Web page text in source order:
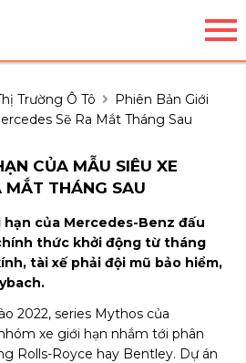
Trường Ô Tô
Phiên Bản Giới
Sẽ Ra Mắt Tháng Sau
CỦA MẪU SIÊU XE
MẮT THÁNG SAU
của Mercedes-Benz đấu
thức khởi động từ tháng
tài xế phải đội mũ bảo hiểm,
2022, series Mythos của
xe giới hạn nhắm tới phân
Rolls-Royce hay Bentley. Dự án